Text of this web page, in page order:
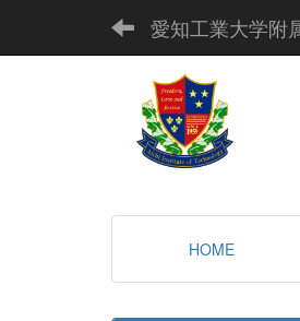
愛知工業大学附
HOME